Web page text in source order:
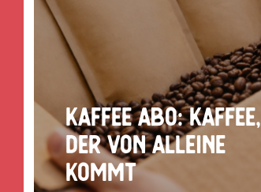
Kaffee Abo: Kaffee,
der von alleine
kommt